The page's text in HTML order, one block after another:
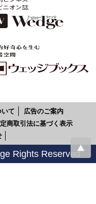
て
広告のご案内
商取引法に基づく表示
Rights Reserved